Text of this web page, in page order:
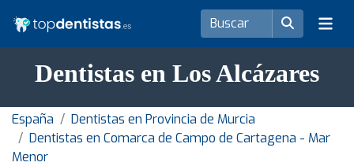
Dentistas en Los Alcázares
España
Dentistas en Provincia de Murcia
Dentistas en Comarca de Campo de Cartagena - Mar
Menor